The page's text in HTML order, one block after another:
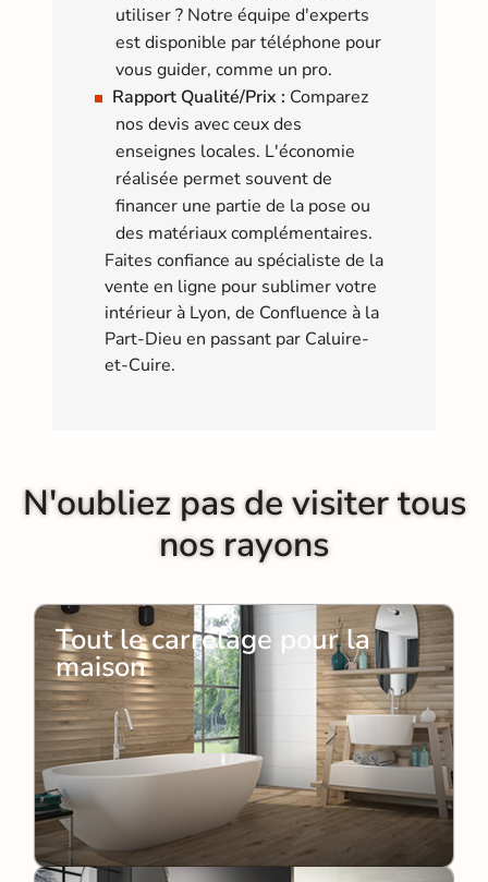
utiliser ? Notre équipe d'experts
est disponible par téléphone pour
vous guider, comme un pro.
Rapport Qualité/Prix : Comparez
nos devis avec ceux des
enseignes locales. L'économie
réalisée permet souvent de
financer une partie de la pose ou
des matériaux complémentaires.
Faites confiance au spécialiste de la
vente en ligne pour sublimer votre
intérieur à Lyon, de Confluence à la
Part-Dieu en passant par Caluire-
et-Cuire.
N'oubliez pas de visiter tous
nos rayons
Tout le carrelage pour la
maison